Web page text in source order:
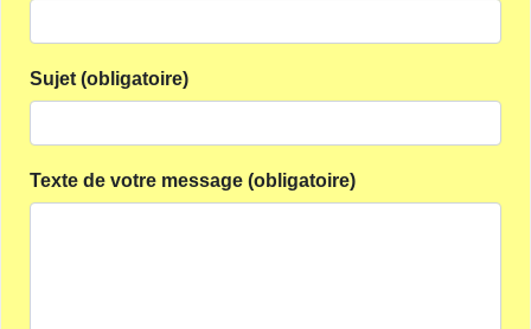
Sujet (obligatoire)
Texte de votre message (obligatoire)